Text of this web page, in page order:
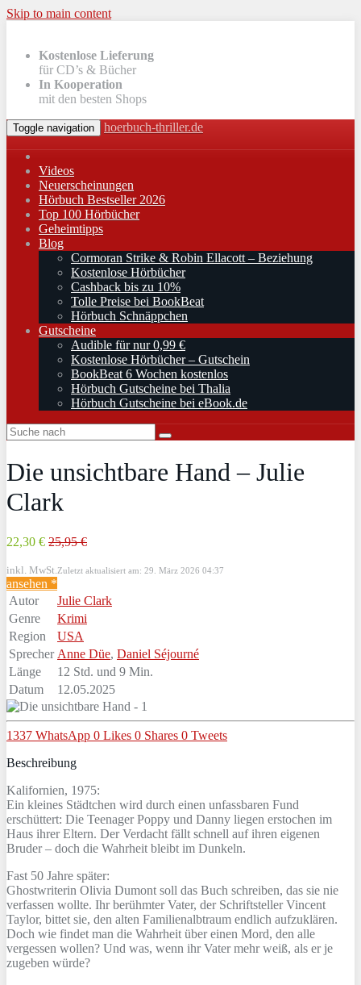
Skip to main content
Kostenlose Lieferung
für CD’s & Bücher
In Kooperation
mit den besten Shops
Toggle navigation hoerbuch-thriller.de
Videos
Neuerscheinungen
Hörbuch Bestseller 2026
Top 100 Hörbücher
Geheimtipps
Blog
Cormoran Strike & Robin Ellacott – Beziehung
Kostenlose Hörbücher
Cashback bis zu 10%
Tolle Preise bei BookBeat
Hörbuch Schnäppchen
Gutscheine
Audible für nur 0,99 €
Kostenlose Hörbücher – Gutschein
BookBeat 6 Wochen kostenlos
Hörbuch Gutscheine bei Thalia
Hörbuch Gutscheine bei eBook.de
Die unsichtbare Hand – Julie
Clark
22,30 € 25,95 €
inkl. MwSt. Zuletzt aktualisiert am: 29. März 2026 04:37
ansehen *
Autor
Julie Clark
Genre
Krimi
Region
USA
Sprecher Anne Düe, Daniel Séjourné
Länge
12 Std. und 9 Min.
Datum
12.05.2025
1337 WhatsApp 0 Likes 0 Shares 0 Tweets
Beschreibung
Kalifornien, 1975:
Ein kleines Städtchen wird durch einen unfassbaren Fund
erschüttert: Die Teenager Poppy und Danny liegen erstochen im
Haus ihrer Eltern. Der Verdacht fällt schnell auf ihren eigenen
Bruder – doch die Wahrheit bleibt im Dunkeln.
Fast 50 Jahre später:
Ghostwriterin Olivia Dumont soll das Buch schreiben, das sie nie
verfassen wollte. Ihr berühmter Vater, der Schriftsteller Vincent
Taylor, bittet sie, den alten Familienalbtraum endlich aufzuklären.
Doch wie findet man die Wahrheit über einen Mord, den alle
vergessen wollen? Und was, wenn ihr Vater mehr weiß, als er je
zugeben würde?